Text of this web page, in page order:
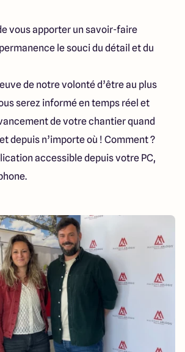
vous apporter un savoir-faire
le souci du détail et du
de notre volonté d’être au plus
serez informé en temps réel et
de votre chantier quand
depuis n’importe où ! Comment ?
accessible depuis votre PC,